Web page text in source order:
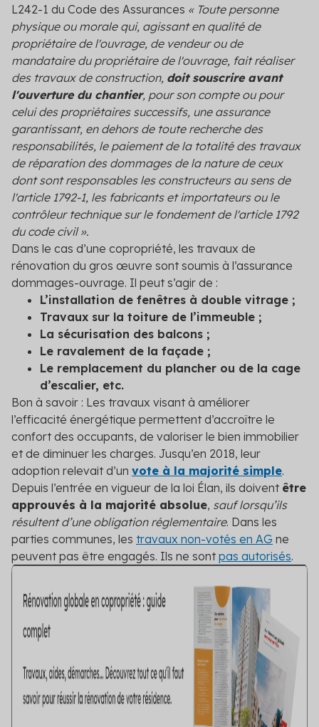
L242-1 du Code des Assurances « Toute personne
physique ou morale qui, agissant en qualité de
propriétaire de l'ouvrage, de vendeur ou de
mandataire du propriétaire de l'ouvrage, fait réaliser
des travaux de construction, doit souscrire avant
l'ouverture du chantier, pour son compte ou pour
celui des propriétaires successifs, une assurance
garantissant, en dehors de toute recherche des
responsabilités, le paiement de la totalité des travaux
de réparation des dommages de la nature de ceux
dont sont responsables les constructeurs au sens de
l'article 1792-1, les fabricants et importateurs ou le
contrôleur technique sur le fondement de l'article 1792
du code civil ».
Dans le cas d’une copropriété, les travaux de
rénovation du gros œuvre sont soumis à l’assurance
dommages-ouvrage. Il peut s’agir de :
L’installation de fenêtres à double vitrage ;
Travaux sur la toiture de l’immeuble ;
La sécurisation des balcons ;
Le ravalement de la façade ;
Le remplacement du plancher ou de la cage
d’escalier, etc.
Bon à savoir : Les travaux visant à améliorer
l’efficacité énergétique permettent d’accroître le
confort des occupants, de valoriser le bien immobilier
et de diminuer les charges. Jusqu’en 2018, leur
adoption relevait d’un vote à la majorité simple.
Depuis l’entrée en vigueur de la loi Élan, ils doivent être
approuvés à la majorité absolue, sauf lorsqu’ils
résultent d’une obligation réglementaire. Dans les
parties communes, les travaux non-votés en AG ne
peuvent pas être engagés. Ils ne sont pas autorisés.